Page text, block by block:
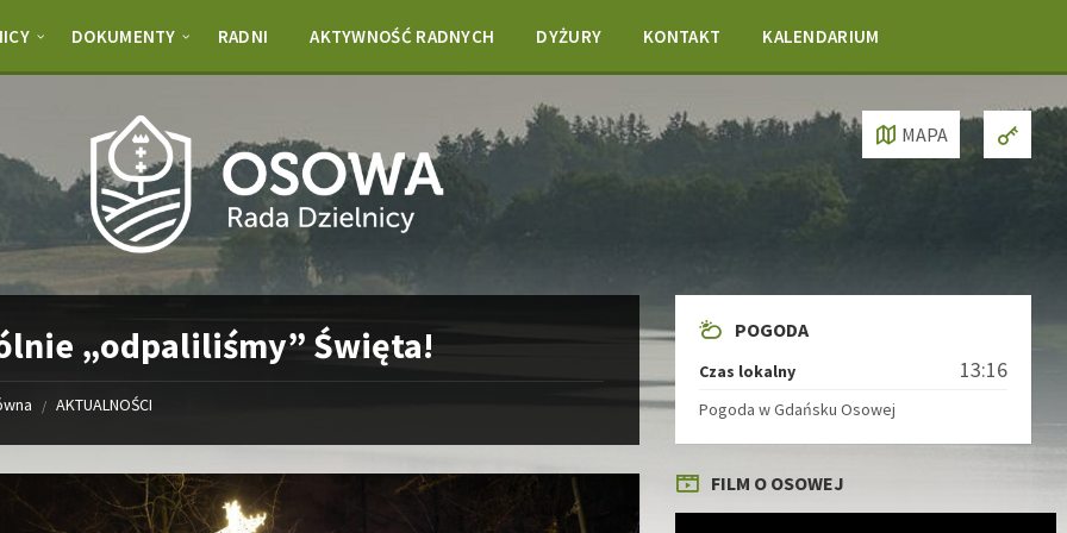
DOKUMENTY RADNI AKTYWNOŚĆ RADNYCH DYŻURY KONTAKT KALENDARIUM
MAPA
„odpaliliśmy” Święta!
/ AKTUALNOŚCI
POGODA
Czas lokalny 13:16
Pogoda w Gdańsku Osowej
FILM O OSOWEJ